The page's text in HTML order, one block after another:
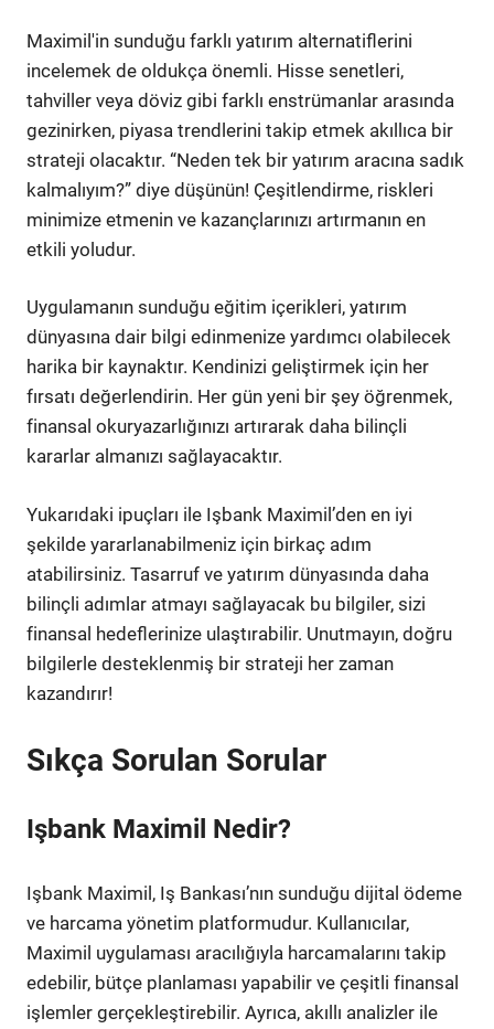
Maximil'in sunduğu farklı yatırım alternatiflerini
incelemek de oldukça önemli. Hisse senetleri,
tahviller veya döviz gibi farklı enstrümanlar arasında
gezinirken, piyasa trendlerini takip etmek akıllıca bir
strateji olacaktır. “Neden tek bir yatırım aracına sadık
kalmalıyım?” diye düşünün! Çeşitlendirme, riskleri
minimize etmenin ve kazançlarınızı artırmanın en
etkili yoludur.
Uygulamanın sunduğu eğitim içerikleri, yatırım
dünyasına dair bilgi edinmenize yardımcı olabilecek
harika bir kaynaktır. Kendinizi geliştirmek için her
fırsatı değerlendirin. Her gün yeni bir şey öğrenmek,
finansal okuryazarlığınızı artırarak daha bilinçli
kararlar almanızı sağlayacaktır.
Yukarıdaki ipuçları ile Işbank Maximil’den en iyi
şekilde yararlanabilmeniz için birkaç adım
atabilirsiniz. Tasarruf ve yatırım dünyasında daha
bilinçli adımlar atmayı sağlayacak bu bilgiler, sizi
finansal hedeflerinize ulaştırabilir. Unutmayın, doğru
bilgilerle desteklenmiş bir strateji her zaman
kazandırır!
Sıkça Sorulan Sorular
Işbank Maximil Nedir?
Işbank Maximil, Iş Bankası’nın sunduğu dijital ödeme
ve harcama yönetim platformudur. Kullanıcılar,
Maximil uygulaması aracılığıyla harcamalarını takip
edebilir, bütçe planlaması yapabilir ve çeşitli finansal
işlemler gerçekleştirebilir. Ayrıca, akıllı analizler ile